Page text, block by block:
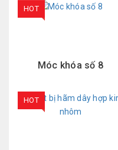
HOT
Móc khóa số 8
HOT